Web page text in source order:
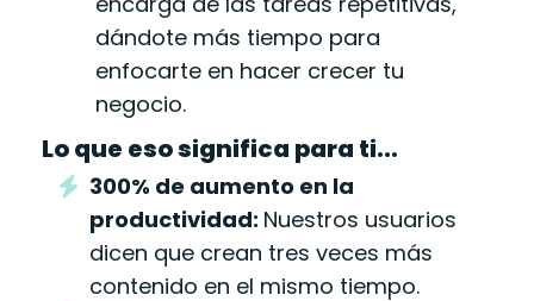
dándote más tiempo para
enfocarte en hacer crecer tu
negocio.
Lo que eso significa para ti...
300% de aumento en la
productividad: Nuestros usuarios
dicen que crean tres veces más
contenido en el mismo tiempo.